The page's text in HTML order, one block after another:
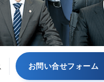
お問い合せフォーム